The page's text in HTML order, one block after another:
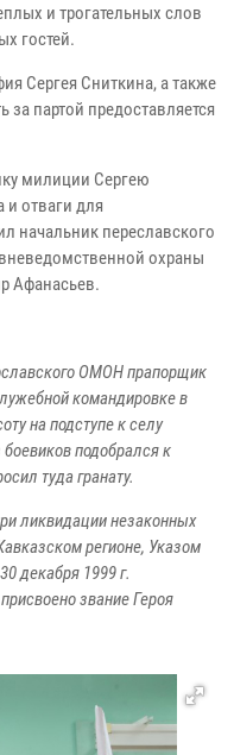
и трогательных слов
гостей.
Сергея Сниткина, а также
партой предоставляется
милиции Сергею
и отваги для
начальник переславского
охраны
Афанасьев.
ОМОН прапорщик
командировке в
на подступе к селу
подобрался к
туда гранату.
ликвидации незаконных
регионе, Указом
декабря 1999 г.
звание Героя